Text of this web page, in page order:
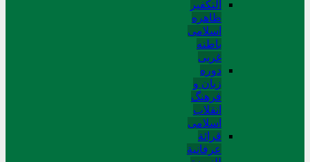
التکفیر
ظاهره
اسلامی
باطنه
غربی
دوره
زبان و
فرهنگ
انقلاب
اسلامی
قرائة
عرفانیة